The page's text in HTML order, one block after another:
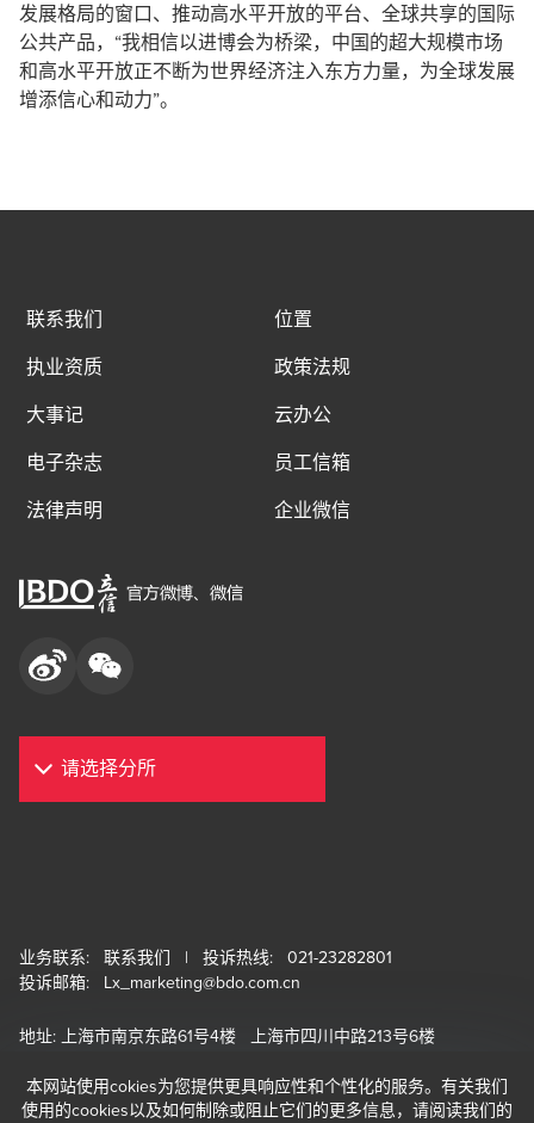
发展格局的窗口、推动高水平开放的平台、全球共享的国际
公共产品，“我相信以进博会为桥梁，中国的超大规模市场
和高水平开放正不断为世界经济注入东方力量，为全球发展
增添信心和动力”。
联系我们
位置
执业资质
政策法规
大事记
云办公
电子杂志
员工信箱
法律声明
企业微信
业务联系: 联系我们
| 投诉热线: 021-23282801
投诉邮箱: Lx_marketing@bdo.com.cn
地址: 上海市南京东路61号4楼 上海市四川中路213号6楼
本网站使用cokies为您提供更具响应性和个性化的服务。有关我们
使用的cookies以及如何制除或阻止它们的更多信息，请阅读我们的